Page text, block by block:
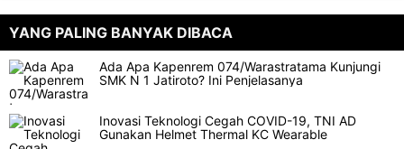
YANG PALING BANYAK DIBACA
Ada Apa Kapenrem 074/Warastratama Kunjungi
SMK N 1 Jatiroto? Ini Penjelasanya
Inovasi Teknologi Cegah COVID-19, TNI AD
Gunakan Helmet Thermal KC Wearable